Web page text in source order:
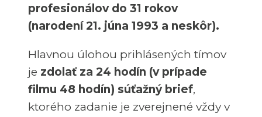
profesionálov do 31 rokov
(narodení 21. júna 1993 a neskôr).
Hlavnou úlohou prihlásených tímov
je zdolať za 24 hodín (v prípade
filmu 48 hodín) súťažný brief,
ktorého zadanie je zverejnené vždy v